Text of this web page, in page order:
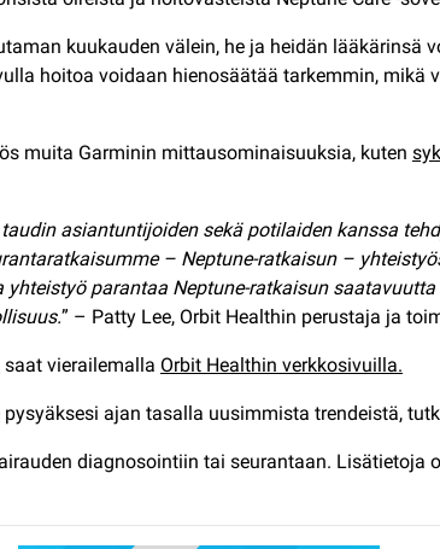
kuukauden välein, he ja heidän lääkärinsä
hoitoa voidaan hienosäätää tarkemmin,
muita Garminin mittausominaisuuksia, kuten
asiantuntijoiden sekä potilaiden kanssa
– Neptune-ratkaisun –
parantaa Neptune-ratkaisun
” – Patty Lee, Orbit Healthin perustaja ja
saat vierailemalla Orbit Healthin verkkosivuilla.
pysyäksesi ajan tasalla uusimmista trendeistä,
diagnosointiin tai seurantaan.